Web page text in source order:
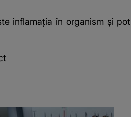
inflamația în organism și pot